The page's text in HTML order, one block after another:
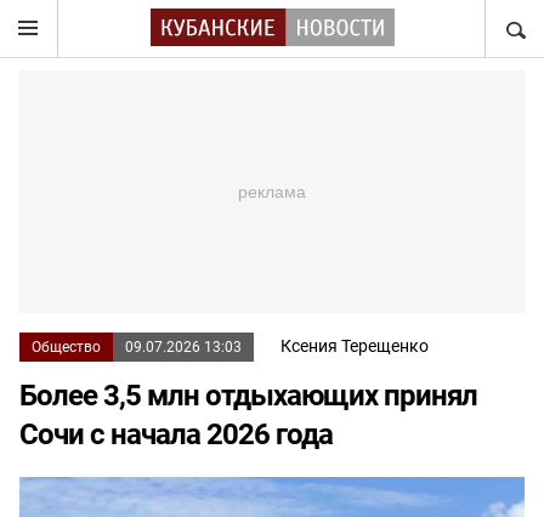
Общество 09.07.2026 13:03 Ксения Терещенко
Более 3,5 млн отдыхающих принял
Сочи с начала 2026 года